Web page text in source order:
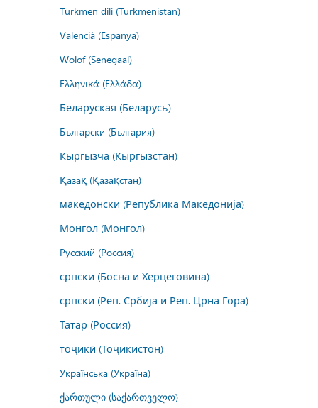
Türkmen dili (Türkmenistan)
Valencià (Espanya)
Wolof (Senegaal)
Ελληνικά (Ελλάδα)
Беларуская (Беларусь)
Български (България)
Кыргызча (Кыргызстан)
Қазақ (Қазақстан)
македонски (Република Македонија)
Монгол (Монгол)
Русский (Россия)
српски (Босна и Херцеговина)
српски (Реп. Србија и Реп. Црна Гора)
Татар (Россия)
тоҷикӣ (Тоҷикистон)
Українська (Україна)
ქართული (საქართველო)